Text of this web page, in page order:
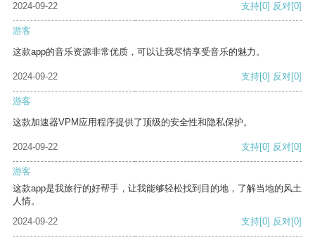
2024-09-22
支持[0] 反对[0]
游客
这款app的音乐资源非常优质，可以让我尽情享受音乐的魅力。
2024-09-22 支持[0] 反对[0]
游客
这款加速器VPM应用程序提供了顶级的安全性和隐私保护。
2024-09-22 支持[0] 反对[0]
游客
这款app是我旅行的好帮手，让我能够轻松找到目的地，了解当地的风土
人情。
2024-09-22
支持[0] 反对[0]